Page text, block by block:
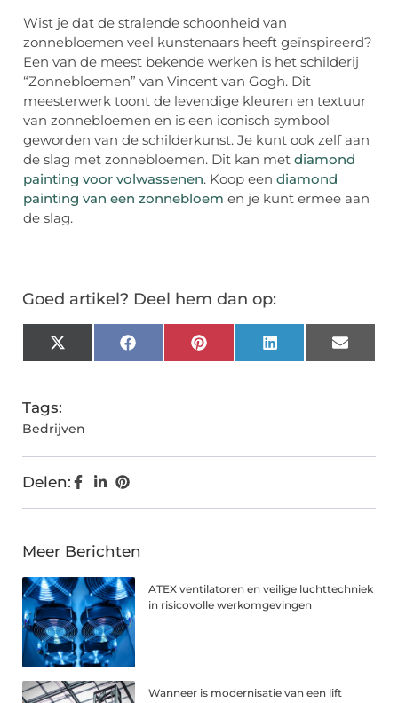
Wist je dat de stralende schoonheid van
zonnebloemen veel kunstenaars heeft geïnspireerd?
Een van de meest bekende werken is het schilderij
“Zonnebloemen” van Vincent van Gogh. Dit
meesterwerk toont de levendige kleuren en textuur
van zonnebloemen en is een iconisch symbool
geworden van de schilderkunst. Je kunt ook zelf aan
de slag met zonnebloemen. Dit kan met diamond
painting voor volwassenen. Koop een diamond
painting van een zonnebloem en je kunt ermee aan
de slag.
Goed artikel? Deel hem dan op:
X
(Twitter)
FacebookPinterestLinkedInEmail
Tags:
Bedrijven
Delen:
Meer Berichten
ATEX ventilatoren en veilige luchttechniek
in risicovolle werkomgevingen
Wanneer is modernisatie van een lift